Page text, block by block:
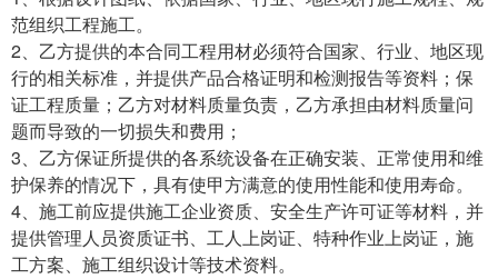
范组织工程施工。
2、乙方提供的本合同工程用材必须符合国家、行业、地区现
行的相关标准，并提供产品合格证明和检测报告等资料；保
证工程质量；乙方对材料质量负责，乙方承担由材料质量问
题而导致的一切损失和费用；
3、乙方保证所提供的各系统设备在正确安装、正常使用和维
护保养的情况下，具有使甲方满意的使用性能和使用寿命。
4、施工前应提供施工企业资质、安全生产许可证等材料，并
提供管理人员资质证书、工人上岗证、特种作业上岗证，施
工方案、施工组织设计等技术资料。